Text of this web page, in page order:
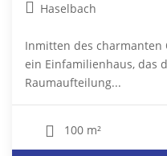
Haselbach
Inmitten des charmanten
ein Einfamilienhaus, das
Raumaufteilung...
100 m²